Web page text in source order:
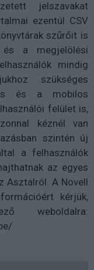
jelszavakat
ezentúl CSV
szűrőit is
és a megjelölési
mindig
szükséges
és a mobilos
felület is,
kéznél van
szintén új
a felhasználók
az egyes
Asztalról. A Novell
kérjük,
weboldalra: